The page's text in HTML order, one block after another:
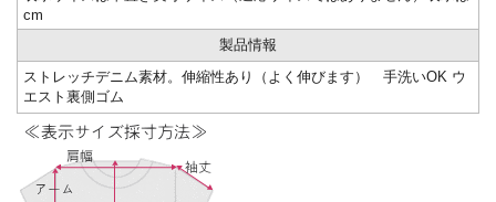
cm
製品情報
ストレッチデニム素材。伸縮性あり（よく伸びます） 手洗いOK ウ
エスト裏側ゴム